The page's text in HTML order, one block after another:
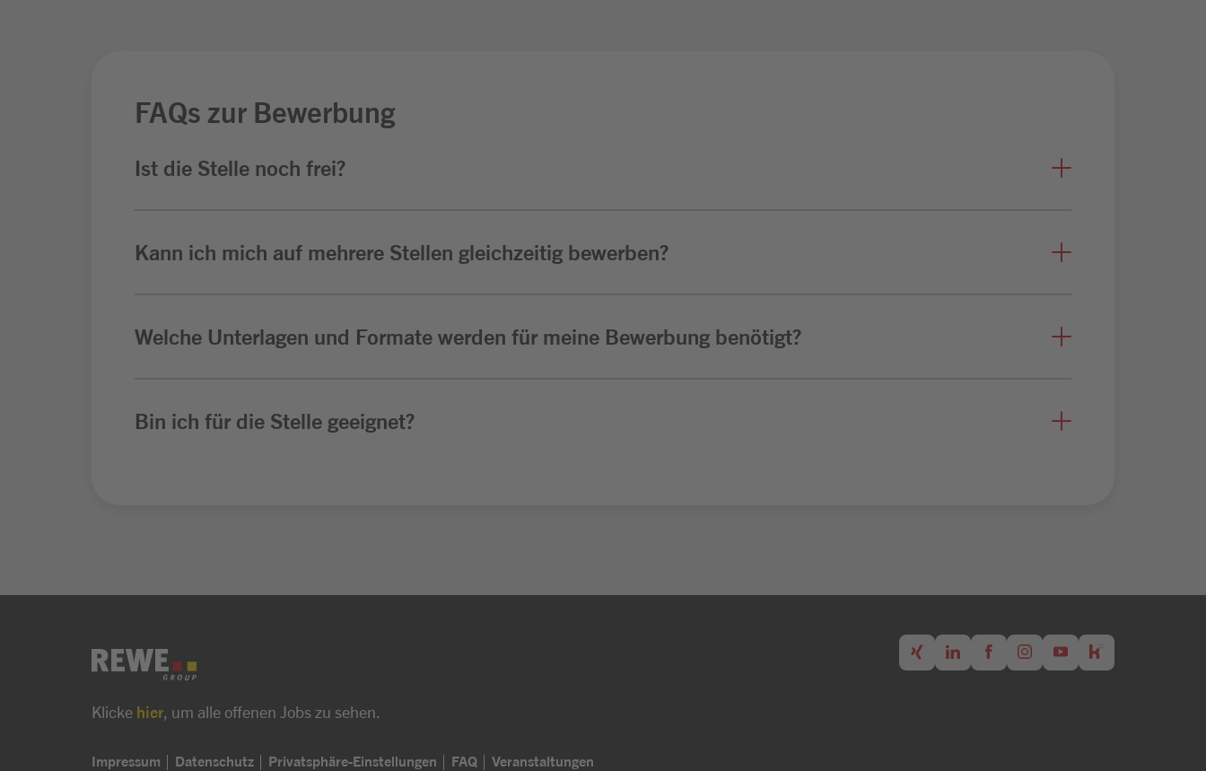
FAQs zur Bewerbung
Ist die Stelle noch frei?
Kann ich mich auf mehrere Stellen gleichzeitig bewerben?
Welche Unterlagen und Formate werden für meine Bewerbung benötigt?
Bin ich für die Stelle geeignet?
Klicke hier , um alle offenen Jobs zu sehen.
Impressum Datenschutz Privatsphäre-Einstellungen FAQ Veranstaltungen